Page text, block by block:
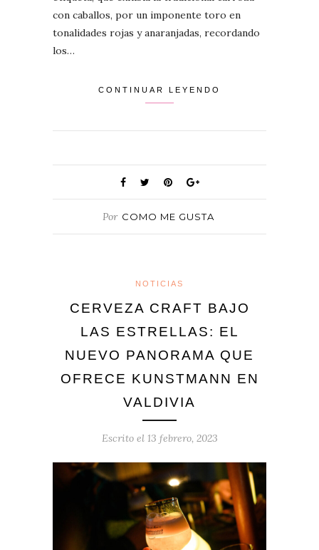
con caballos, por un imponente toro en
tonalidades rojas y anaranjadas, recordando
los…
CONTINUAR LEYENDO
Por COMO ME GUSTA
NOTICIAS
CERVEZA CRAFT BAJO
LAS ESTRELLAS: EL
NUEVO PANORAMA QUE
OFRECE KUNSTMANN EN
VALDIVIA
Escrito el 13 febrero, 2023